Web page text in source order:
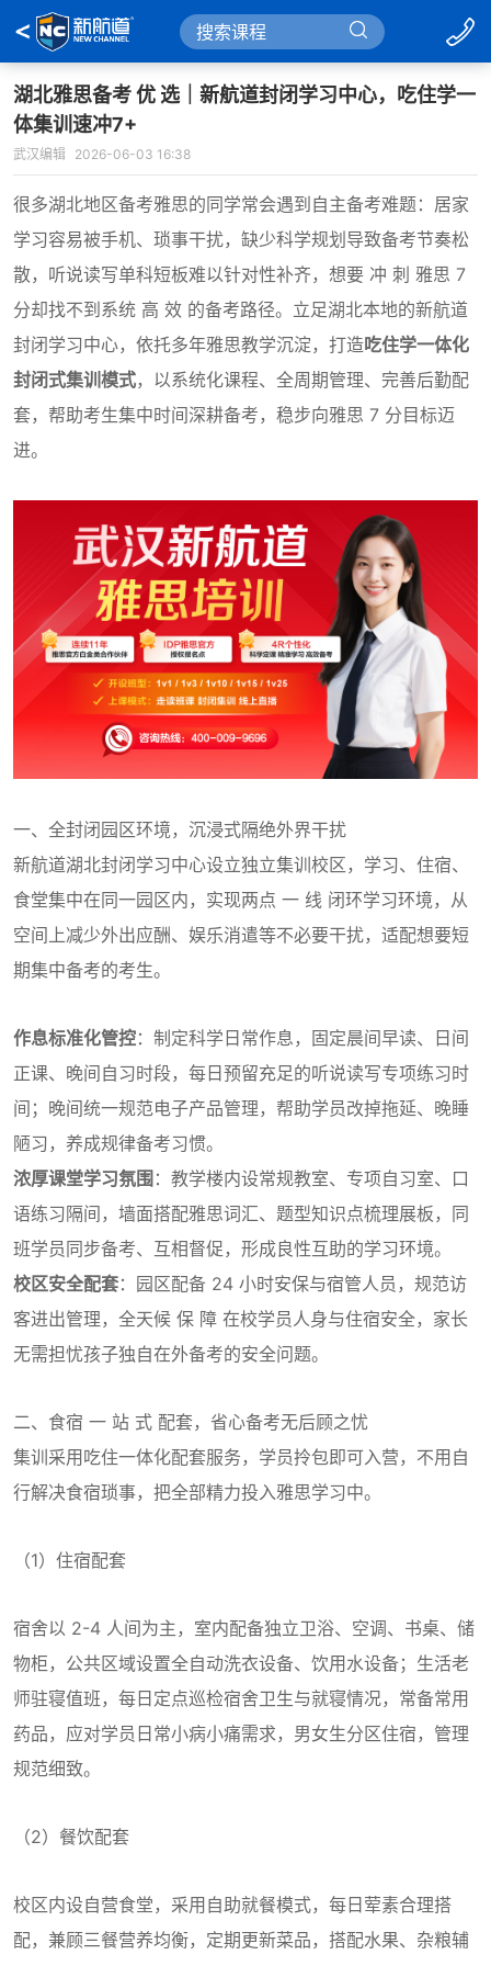
湖北雅思备考 优 选｜新航道封闭学习中心，吃住学一
体集训速冲7+
武汉编辑 2026-06-03 16:38
很多湖北地区备考雅思的同学常会遇到自主备考难题：居家
学习容易被手机、琐事干扰，缺少科学规划导致备考节奏松
散，听说读写单科短板难以针对性补齐，想要 冲 刺 雅思 7
分却找不到系统 高 效 的备考路径。立足湖北本地的新航道
封闭学习中心，依托多年雅思教学沉淀，打造吃住学一体化
封闭式集训模式，以系统化课程、全周期管理、完善后勤配
套，帮助考生集中时间深耕备考，稳步向雅思 7 分目标迈
进。
一、全封闭园区环境，沉浸式隔绝外界干扰
新航道湖北封闭学习中心设立独立集训校区，学习、住宿、
食堂集中在同一园区内，实现两点 一 线 闭环学习环境，从
空间上减少外出应酬、娱乐消遣等不必要干扰，适配想要短
期集中备考的考生。
作息标准化管控：制定科学日常作息，固定晨间早读、日间
正课、晚间自习时段，每日预留充足的听说读写专项练习时
间；晚间统一规范电子产品管理，帮助学员改掉拖延、晚睡
陋习，养成规律备考习惯。
浓厚课堂学习氛围 ：教学楼内设常规教室、专项自习室、口
语练习隔间，墙面搭配雅思词汇、题型知识点梳理展板，同
班学员同步备考、互相督促，形成良性互助的学习环境。
校区安全配套：园区配备 24 小时安保与宿管人员，规范访
客进出管理，全天候 保 障 在校学员人身与住宿安全，家长
无需担忧孩子独自在外备考的安全问题。
二、食宿 一 站 式 配套，省心备考无后顾之忧
集训采用吃住一体化配套服务，学员拎包即可入营，不用自
行解决食宿琐事，把全部精力投入雅思学习中。
（1）住宿配套
宿舍以 2-4 人间为主，室内配备独立卫浴、空调、书桌、储
物柜，公共区域设置全自动洗衣设备、饮用水设备；生活老
师驻寝值班，每日定点巡检宿舍卫生与就寝情况，常备常用
药品，应对学员日常小病小痛需求，男女生分区住宿，管理
规范细致。
（2）餐饮配套
校区内设自营食堂，采用自助就餐模式，每日荤素合理搭
配，兼顾三餐营养均衡，定期更新菜品，搭配水果、杂粮辅